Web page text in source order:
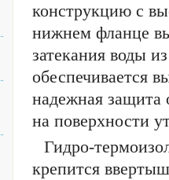
конструкцию с
нижнем фланце
затекания воды
обеспечивается
надежная защита
на поверхности
Гидро-
крепится